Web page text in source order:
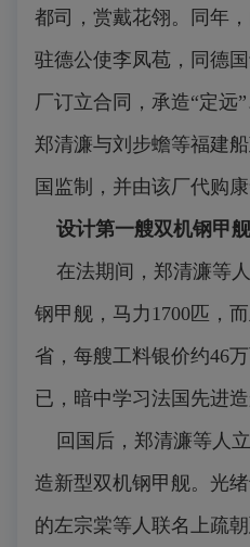
都司，赏戴花翎。同年
驻德公使李凤苞，同德
厂订立合同，承造“定远
郑清濂与刘步蟾等福建
国监制，并由该厂代购
设计第一艘双机钢甲
在法期间，郑清濂等
钢甲舰，马力1700匹，
省，每艘工料银价约46
已，暗中学习法国先进造
回国后，郑清濂等人
造新型双机钢甲舰。光
的左宗棠等人联名上疏